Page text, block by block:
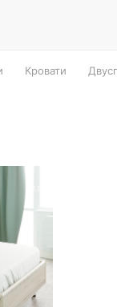
Кровати